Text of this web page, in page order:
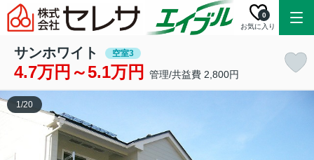
お気に入り
0
サンホワイト 空室3
4.7万円～5.1万円 管理/共益費 2,800円
1/20